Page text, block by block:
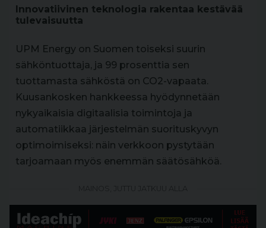
Innovatiivinen teknologia rakentaa kestävää
tulevaisuutta
UPM Energy on Suomen toiseksi suurin
sähköntuottaja, ja 99 prosenttia sen
tuottamasta sähköstä on CO2-vapaata.
Kuusankosken hankkeessa hyödynnetään
nykyaikaisia digitaalisia toimintoja ja
automatiikkaa järjestelmän suorituskyvyn
optimoimiseksi: näin verkkoon pystytään
tarjoamaan myös enemmän säätösähköä.